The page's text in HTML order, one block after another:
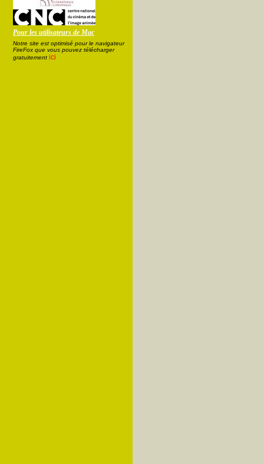
Pour les utilisateurs de Mac
Notre site est optimisé pour le navigateur
FireFox que vous pouvez télécharger
gratuitement ici